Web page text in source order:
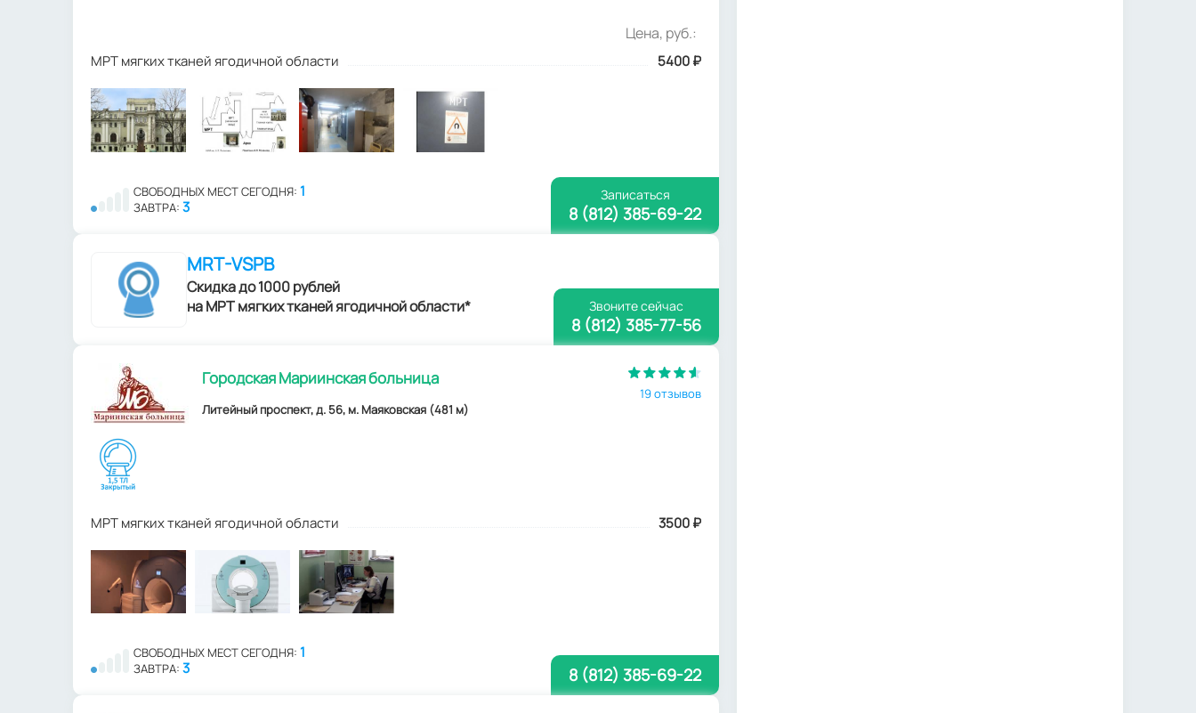
Цена, руб.:
МРТ мягких тканей ягодичной области 5400₽
СВОБОДНЫХ МЕСТ СЕГОДНЯ: 1
ЗАВТРА: 3
Записаться
8 (812) 385-69-22
MRT-VSPB
Скидка до 1000 рублей
на МРТ мягких тканей ягодичной области*
Звоните сейчас
8 (812) 385-77-56
Городская Мариинская больница
Литейный проспект, д. 56, м. Маяковская (481 м)
19 отзывов
МРТ мягких тканей ягодичной области 3500₽
СВОБОДНЫХ МЕСТ СЕГОДНЯ: 1
ЗАВТРА: 3 8 (812) 385-69-22